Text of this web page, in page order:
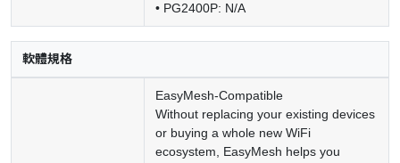
• PG2400P: N/A
軟體規格
EasyMesh-Compatible
Without replacing your existing devices
or buying a whole new WiFi
ecosystem, EasyMesh helps you